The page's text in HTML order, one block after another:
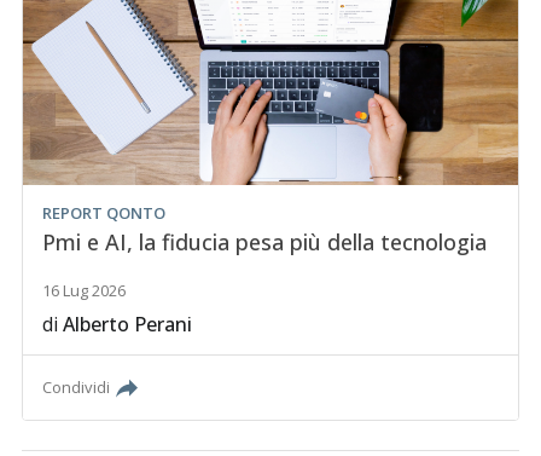
REPORT QONTO
Pmi e AI, la fiducia pesa più della tecnologia
16 Lug 2026
diAlberto Perani
Condividi